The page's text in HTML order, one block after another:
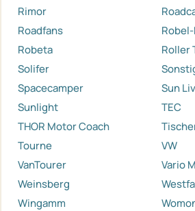
Rimor
Roadfans
Robeta
Roller
Solifer
Spacecamper
Sun
Sunlight
TEC
THOR Motor Coach
Tourne
VW
VanTourer
Vario
Weinsberg
Wingamm